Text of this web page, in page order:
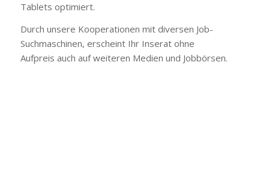
Tablets optimiert.
Durch unsere Kooperationen mit diversen Job-
Suchmaschinen, erscheint Ihr Inserat ohne
Aufpreis auch auf weiteren Medien und Jobbörsen.